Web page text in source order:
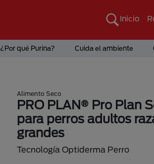
Inicio
¿Por qué Purina? Cuida el ambiente
Alimento Seco
PRO PLAN® Pro Plan
para perros adultos
grandes
Tecnología Optiderma Perro